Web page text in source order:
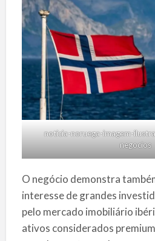
noticia-noruega-imagem-
negocios
O negócio demonstra
interesse de grandes
pelo mercado imobiliário
ativos considerados